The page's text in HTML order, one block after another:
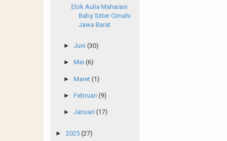
Elok Aulia Maharani
Baby Sitter Cimahi
Jawa Barat
► Juni (30)
► Mei (6)
► Maret (1)
► Februari (9)
► Januari (17)
► 2025 (27)